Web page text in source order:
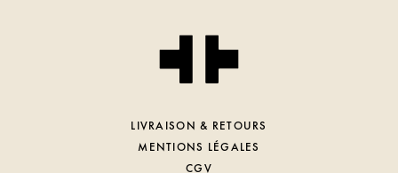
LIVRAISON & RETOURS
MENTIONS LÉGALES
CGV